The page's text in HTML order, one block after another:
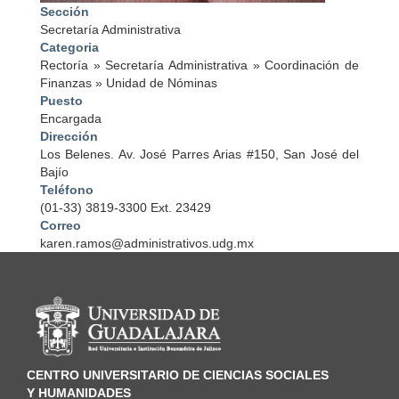
Sección
Secretaría Administrativa
Categoria
Rectoría »Secretaría Administrativa »Coordinación de
Finanzas » Unidad de Nóminas
Puesto
Encargada
Dirección
Los Belenes. Av. José Parres Arias #150, San José del
Bajío
Teléfono
(01-33) 3819-3300 Ext. 23429
Correo
karen.ramos@administrativos.udg.mx
Información del portal
CENTRO UNIVERSITARIO DE CIENCIAS SOCIALES
Y HUMANIDADES